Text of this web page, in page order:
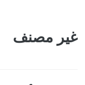
غير مصنف